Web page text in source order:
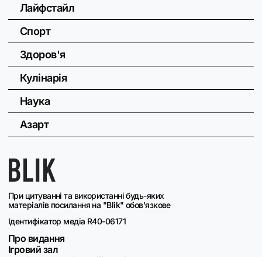
При цитуванні та використанні будь-яких
матеріалів посилання на "Blik" обов'язкове
Ідентифікатор медіа R40-06171
Про видання
Ігровий зал
Лайфстайл
Спорт
Здоров'я
Кулінарія
Наука
Азарт